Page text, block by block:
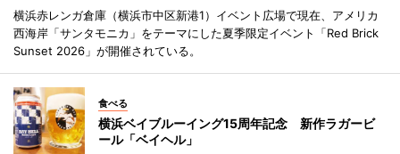
横浜赤レンガ倉庫（横浜市中区新港1）イベント広場で現在、アメリカ
西海岸「サンタモニカ」をテーマにした夏季限定イベント「Red Brick
Sunset 2026」が開催されている。
食べる
横浜ベイブルーイング15周年記念 新作ラガービ
ール「ベイヘル」